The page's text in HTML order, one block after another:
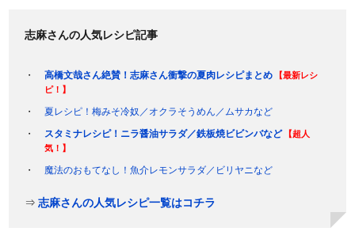
志麻さんの人気レシピ記事
高橋文哉さん絶賛！志麻さん衝撃の夏肉レシピまとめ
【最新レシ
ピ！】
夏レシピ！梅みそ冷奴／オクラそうめん／ムサカなど
スタミナレシピ！ニラ醤油サラダ／鉄板焼ビビンバなど
【超人
気！】
魔法のおもてなし！魚介レモンサラダ／ビリヤニなど
⇒志麻さんの人気レシピ一覧はコチラ